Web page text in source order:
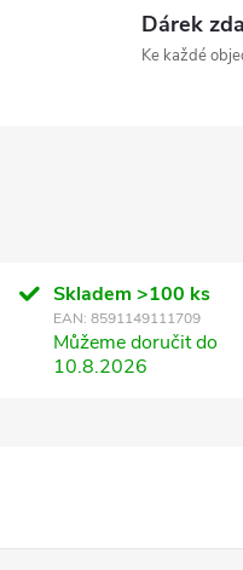
Dárek
Ke každé
Skladem>100 ks
EAN: 8591149111709
Můžeme doručit do
10.8.2026